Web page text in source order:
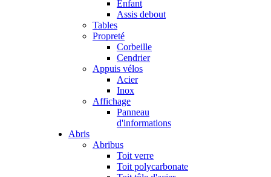
Enfant
Assis debout
Tables
Propreté
Corbeille
Cendrier
Appuis vélos
Acier
Inox
Affichage
Panneau
d'informations
Abris
Abribus
Toit verre
Toit polycarbonate